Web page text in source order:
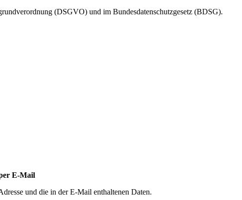
(DSGVO) und im Bundesdatenschutzgesetz (BDSG).
E-Mail
und die in der E-Mail enthaltenen Daten.